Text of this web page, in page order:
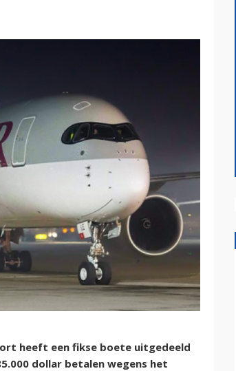
heeft een fikse boete uitgedeeld
dollar betalen wegens het